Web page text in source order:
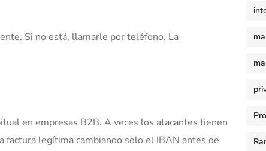
Si no está, llamarle por teléfono. La
en empresas B2B. A veces los atacantes tienen
factura legítima cambiando solo el IBAN antes de